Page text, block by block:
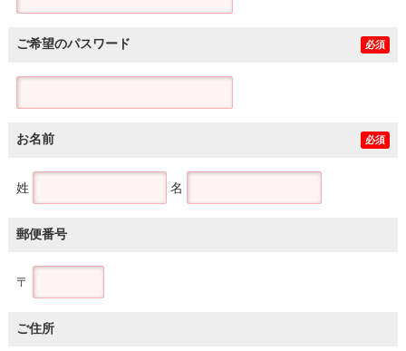
ご希望のパスワード 必須
お名前 必須
姓 名
郵便番号
〒
ご住所